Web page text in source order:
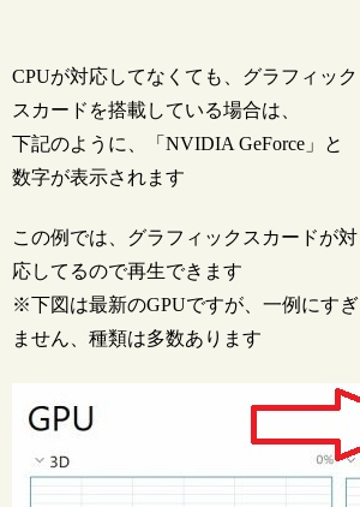
CPUが対応してなくても、グラフィック
スカードを搭載している場合は、
下記のように、「NVIDIA GeForce」と
数字が表示されます
この例では、グラフィックスカードが対
応してるので再生できます
※下図は最新のGPUですが、一例にすぎ
ません、種類は多数あります